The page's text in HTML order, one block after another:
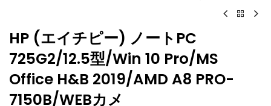
HP (エイチピー) ノートPC
725G2/12.5型/Win 10 Pro/MS
Office H&B 2019/AMD A8 PRO-
7150B/WEBカメ